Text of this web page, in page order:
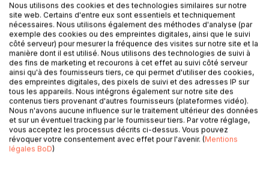
Ajouter à ma liste d'envies
Laisser un avis
DESCRIPTION
Nous utilisons des cookies et des technologies similaires sur notre
site web. Certains d'entre eux sont essentiels et techniquement
nécessaires. Nous utilisons également des méthodes d'analyse (par
exemple des cookies ou des empreintes digitales, ainsi que le suivi
côté serveur) pour mesurer la fréquence des visites sur notre site et la
manière dont il est utilisé. Nous utilisons des technologies de suivi à
des fins de marketing et recourons à cet effet au suivi côté serveur
ainsi qu'à des fournisseurs tiers, ce qui permet d'utiliser des cookies,
des empreintes digitales, des pixels de suivi et des adresses IP sur
tous les appareils. Nous intégrons également sur notre site des
contenus tiers provenant d'autres fournisseurs (plateformes vidéo).
Nous n'avons aucune influence sur le traitement ultérieur des données
et sur un éventuel tracking par le fournisseur tiers. Par votre réglage,
vous acceptez les processus décrits ci-dessus. Vous pouvez
révoquer votre consentement avec effet pour l'avenir. (Mentions
légales BoD)